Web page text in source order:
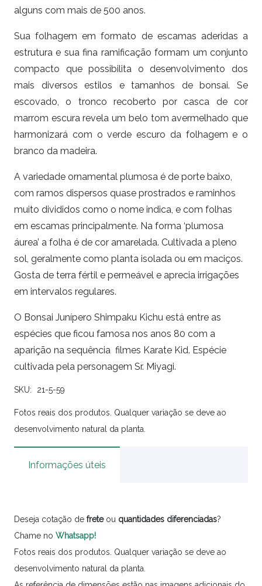
alguns com mais de 500 anos.
Sua folhagem em formato de escamas aderidas a
estrutura e sua fina ramificação formam um conjunto
compacto que possibilita o desenvolvimento dos
mais diversos estilos e tamanhos de bonsai. Se
escovado, o tronco recoberto por casca de cor
marrom escura revela um belo tom avermelhado que
harmonizará com o verde escuro da folhagem e o
branco da madeira.
A variedade ornamental plumosa é de porte baixo,
com ramos dispersos quase prostrados e raminhos
muito divididos como o nome indica, e com folhas
em escamas principalmente. Na forma ‘plumosa
áurea’ a folha é de cor amarelada. Cultivada a pleno
sol, geralmente como planta isolada ou em maciços.
Gosta de terra fértil e permeável e aprecia irrigações
em intervalos regulares.
O Bonsai Junípero Shimpaku Kichu está entre as
espécies que ficou famosa nos anos 80 com a
aparição na sequência filmes Karate Kid. Espécie
cultivada pela personagem Sr. Miyagi.
SKU: 21-5-59
Fotos reais dos produtos. Qualquer variação se deve ao
desenvolvimento natural da planta.
Informações úteis
Deseja cotação de freteou quantidades diferenciadas?
Chame no Whatsapp!
Fotos reais dos produtos. Qualquer variação se deve ao
desenvolvimento natural da planta.